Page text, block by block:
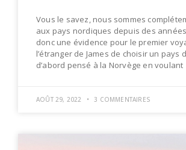
Vous le savez, nous sommes
aux pays nordiques depuis des années
donc une évidence pour le premier
l’étranger de James de choisir un pays
d’abord pensé à la Norvège en voulant
AOÛT 29, 2022 3 COMMENTAIRES